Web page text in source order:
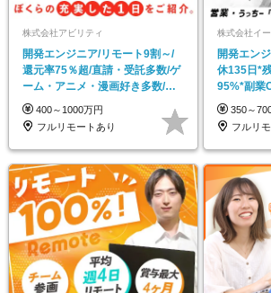
株式会社アビリティ
開発エンジニア/リモート9割～/
還元率75％超/直請・受託多数/ゲ
ーム・アニメ・漫画好き多数/残
業月10h程度
400～1000万円
フルリモートあり
株式会社イ
開発エン
休135日*
95%*副業
350～
フルリ